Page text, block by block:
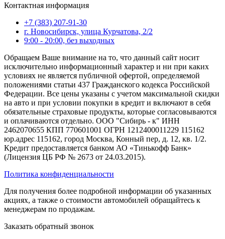
Контактная информация
+7 (383) 207-91-30
г. Новосибирск, улица Курчатова, 2/2
9:00 - 20:00, без выходных
Обращаем Ваше внимание на то, что данный сайт носит
исключительно информационный характер и ни при каких
условиях не является публичной офертой, определяемой
положениями статьи 437 Гражданского кодекса Российской
Федерации. Все цены указаны с учетом максимальной скидки
на авто и при условии покупки в кредит и включают в себя
обязательные страховые продукты, которые согласовываются
и оплачиваются отдельно. ООО "Сибирь - к" ИНН
2462070655 КПП 770601001 ОГРН 1212400011229 115162
юр.адрес 115162, город Москва, Конный пер, д. 12, кв. 1/2.
Кредит предоставляется банком АО «Тинькофф Банк»
(Лицензия ЦБ РФ № 2673 от 24.03.2015).
Политика конфиденциальности
Для получения более подробной информации об указанных
акциях, а также о стоимости автомобилей обращайтесь к
менеджерам по продажам.
Заказать обратный звонок